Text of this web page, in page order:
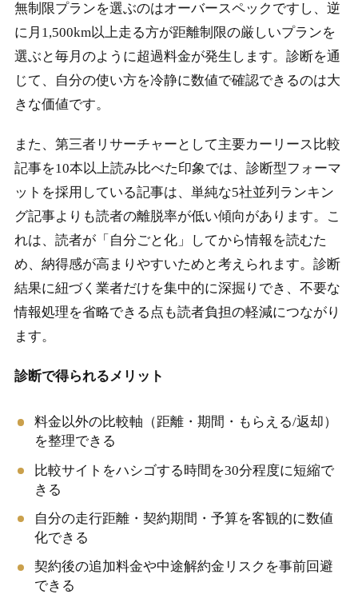
無制限プランを選ぶのはオーバースペックですし、逆
に月1,500km以上走る方が距離制限の厳しいプランを
選ぶと毎月のように超過料金が発生します。診断を通
じて、自分の使い方を冷静に数値で確認できるのは大
きな価値です。
また、第三者リサーチャーとして主要カーリース比較
記事を10本以上読み比べた印象では、診断型フォーマ
ットを採用している記事は、単純な5社並列ランキン
グ記事よりも読者の離脱率が低い傾向があります。こ
れは、読者が「自分ごと化」してから情報を読むた
め、納得感が高まりやすいためと考えられます。診断
結果に紐づく業者だけを集中的に深掘りでき、不要な
情報処理を省略できる点も読者負担の軽減につながり
ます。
診断で得られるメリット
料金以外の比較軸（距離・期間・もらえる/返却）
を整理できる
比較サイトをハシゴする時間を30分程度に短縮で
きる
自分の走行距離・契約期間・予算を客観的に数値
化できる
契約後の追加料金や中途解約金リスクを事前回避
できる